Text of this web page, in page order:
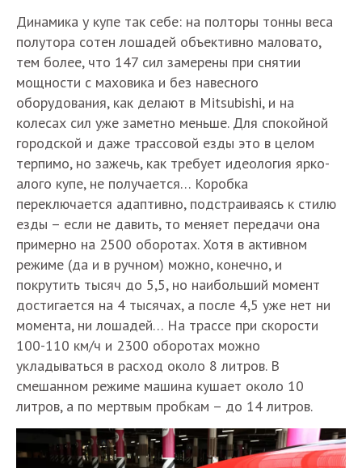
Динамика у купе так себе: на полторы тонны веса
полутора сотен лошадей объективно маловато,
тем более, что 147 сил замерены при снятии
мощности с маховика и без навесного
оборудования, как делают в Mitsubishi, и на
колесах сил уже заметно меньше. Для спокойной
городской и даже трассовой езды это в целом
терпимо, но зажечь, как требует идеология ярко-
алого купе, не получается… Коробка
переключается адаптивно, подстраиваясь к стилю
езды – если не давить, то меняет передачи она
примерно на 2500 оборотах. Хотя в активном
режиме (да и в ручном) можно, конечно, и
покрутить тысяч до 5,5, но наибольший момент
достигается на 4 тысячах, а после 4,5 уже нет ни
момента, ни лошадей… На трассе при скорости
100-110 км/ч и 2300 оборотах можно
укладываться в расход около 8 литров. В
смешанном режиме машина кушает около 10
литров, а по мертвым пробкам – до 14 литров.